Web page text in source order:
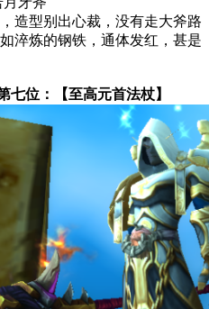
型别出心裁，没有走大斧路
淬炼的钢铁，通体发红，甚是
位：【至高元首法杖】